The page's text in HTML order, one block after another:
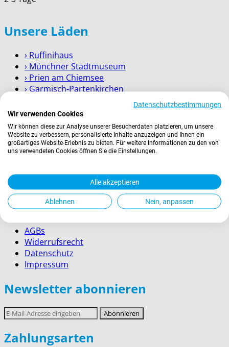
Unsere Läden
› Ruffinihaus
› Münchner Stadtmuseum
› Prien am Chiemsee
› Garmisch-Partenkirchen
Wissenswertes
Zahlung
Service für Firmenkunden
Rechtliches
AGBs
Widerrufsrecht
Datenschutz
Impressum
Newsletter abonnieren
E-
Mail-
Adresse
Abonnieren
Zahlungsarten
Datenschutzbestimmungen
Wir verwenden Cookies
Wir können diese zur Analyse unserer Besucherdaten platzieren, um unsere
Website zu verbessern, personalisierte Inhalte anzuzeigen und Ihnen ein
großartiges Website-Erlebnis zu bieten. Für weitere Informationen zu den von
uns verwendeten Cookies öffnen Sie die Einstellungen.
Alle akzeptieren
Ablehnen Nein, anpassen